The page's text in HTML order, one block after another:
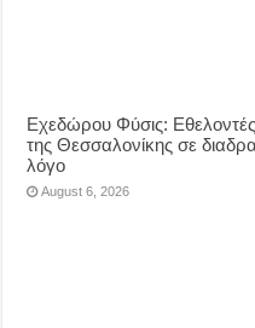
Eχεδώρου Φύσις:
της Θεσσαλονίκης σε
λόγο
August 6, 2026